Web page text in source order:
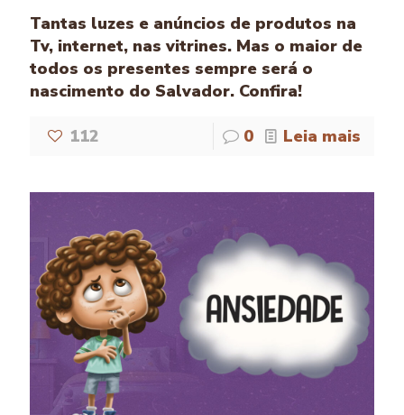
Tantas luzes e anúncios de produtos na
Tv, internet, nas vitrines. Mas o maior de
todos os presentes sempre será o
nascimento do Salvador. Confira!
112 0 Leia mais